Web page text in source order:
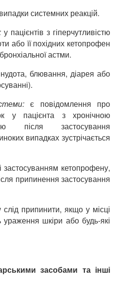
системних реакцій.
у пацієнтів з гіперчутливістю
або її похідних кетопрофен
астми.
нудота, блювання, діарея або
є повідомлення про
у пацієнта з хронічною
після застосування
випадках зустрічається
застосуванням кетопрофену,
припинення застосування
припинити, якщо у місці
шкіри або будь-які
засобами та інші